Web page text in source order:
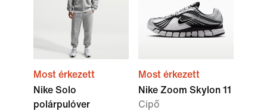
Most érkezett
Nike Solo
polárpulóver
Most érkezett
Nike Zoom Skylon 11
Cipő